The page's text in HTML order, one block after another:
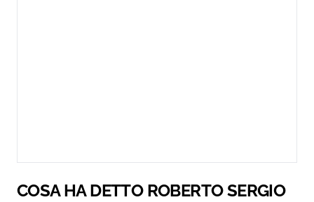
COSA HA DETTO ROBERTO SERGIO